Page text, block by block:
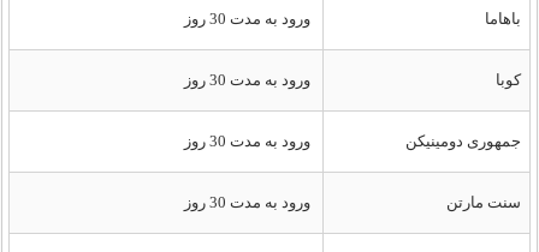
باهاما ورود به مدت 30 روز
کوبا ورود به مدت 30 روز
جمهوری دومینیکن ورود به مدت 30 روز
سنت مارتن ورود به مدت 30 روز